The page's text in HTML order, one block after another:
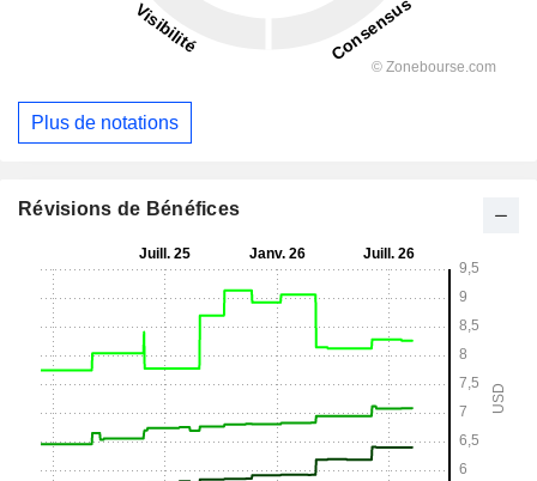
Plus de notations
Révisions de Bénéfices